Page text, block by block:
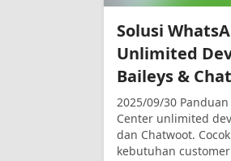
Solusi
Unlimited
Baileys &
2025/09/30
Center unlimited
dan Chatwoot.
kebutuhan